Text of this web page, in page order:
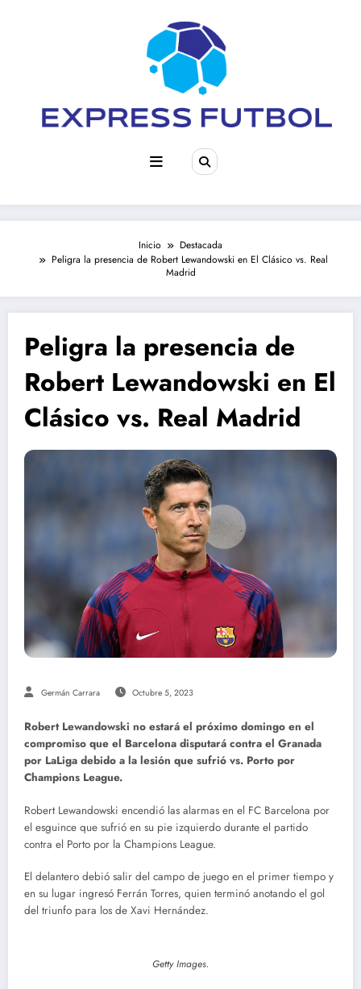
Inicio
Destacada
Peligra la presencia de Robert Lewandowski en El Clásico vs. Real
Madrid
Peligra la presencia de
Robert Lewandowski en El
Clásico vs. Real Madrid
Germán Carrara Octubre 5, 2023
Robert Lewandowski no estará el próximo domingo en el
compromiso que el Barcelona disputará contra el Granada
por LaLiga debido a la lesión que sufrió vs. Porto por
Champions League.
Robert Lewandowski encendió las alarmas en el FC Barcelona por
el esguince que sufrió en su pie izquierdo durante el partido
contra el Porto por la Champions League.
El delantero debió salir del campo de juego en el primer tiempo y
en su lugar ingresó Ferrán Torres, quien terminó anotando el gol
del triunfo para los de Xavi Hernández.
Getty Images.